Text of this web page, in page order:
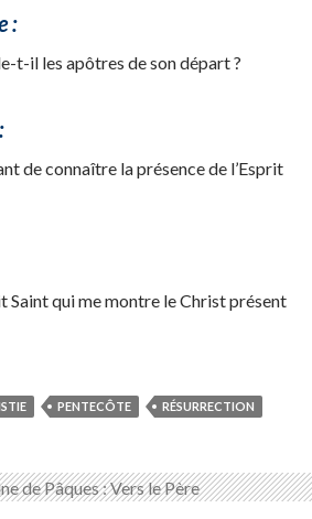
:
t-il les apôtres de son départ ?
de connaître la présence de l’Esprit
Saint qui me montre le Christ présent
PENTECÔTE RÉSURRECTION